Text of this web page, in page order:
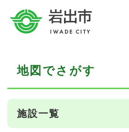
地図でさがす
施設一覧